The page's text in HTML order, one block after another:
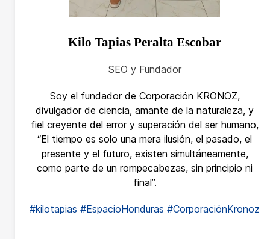
Kilo Tapias Peralta Escobar
SEO y Fundador
Soy el fundador de Corporación KRONOZ,
divulgador de ciencia, amante de la naturaleza, y
fiel creyente del error y superación del ser humano,
“El tiempo es solo una mera ilusión, el pasado, el
presente y el futuro, existen simultáneamente,
como parte de un rompecabezas, sin principio ni
final”.
#kilotapias #EspacioHonduras #CorporaciónKronoz